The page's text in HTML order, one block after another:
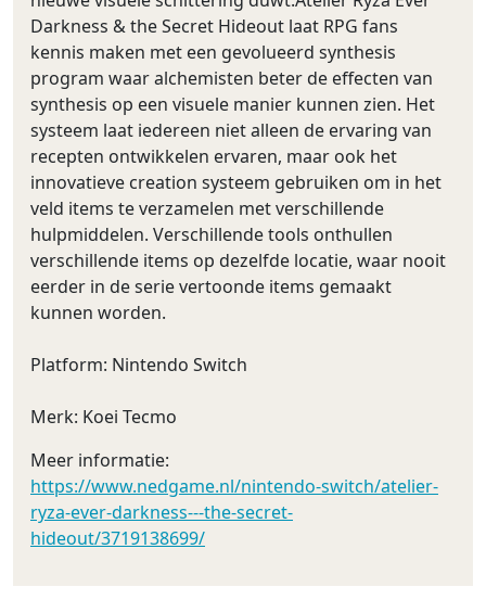
Darkness & the Secret Hideout laat RPG fans
kennis maken met een gevolueerd synthesis
program waar alchemisten beter de effecten van
synthesis op een visuele manier kunnen zien. Het
systeem laat iedereen niet alleen de ervaring van
recepten ontwikkelen ervaren, maar ook het
innovatieve creation systeem gebruiken om in het
veld items te verzamelen met verschillende
hulpmiddelen. Verschillende tools onthullen
verschillende items op dezelfde locatie, waar nooit
eerder in de serie vertoonde items gemaakt
kunnen worden.
Platform: Nintendo Switch
Merk: Koei Tecmo
Meer informatie:
https://www.nedgame.nl/nintendo-switch/atelier-
ryza-ever-darkness---the-secret-
hideout/3719138699/